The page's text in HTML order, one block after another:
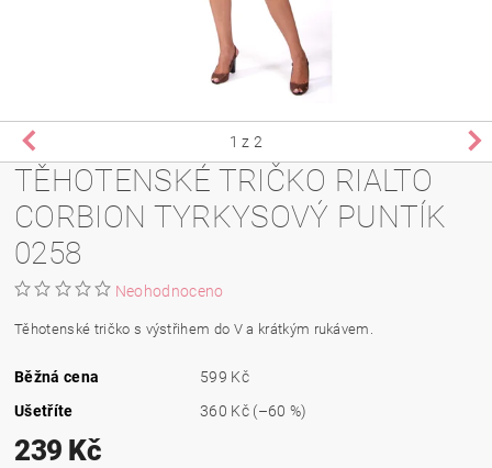
1 z 2
TĚHOTENSKÉ TRIČKO RIALTO
CORBION TYRKYSOVÝ PUNTÍK
0258
Neohodnoceno
Těhotenské tričko s výstřihem do V a krátkým rukávem.
Běžná cena
599 Kč
Ušetříte
360 Kč (–60 %)
239 Kč